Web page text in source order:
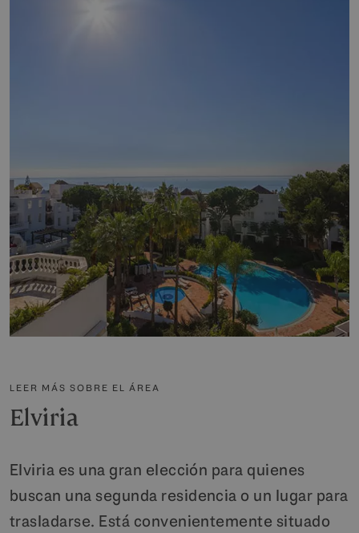
LEER MÁS SOBRE EL ÁREA
Elviria
Elviria es una gran elección para quienes
buscan una segunda residencia o un lugar para
trasladarse. Está convenientemente situado